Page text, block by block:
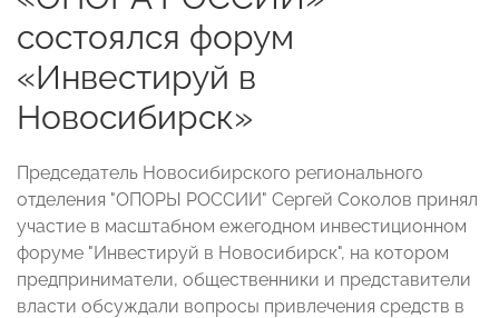
состоялся форум
«Инвестируй в
Новосибирск»
Председатель Новосибирского регионального
отделения "ОПОРЫ РОССИИ" Сергей Соколов принял
участие в масштабном ежегодном инвестиционном
форуме "Инвестируй в Новосибирск", на котором
предприниматели, общественники и представители
власти обсуждали вопросы привлечения средств в